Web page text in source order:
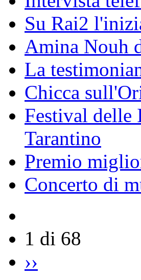
Su Rai2
Amina Nouh
La
Chicca
Festival delle
Tarantino
Premio
Concerto di
1 di 68
››